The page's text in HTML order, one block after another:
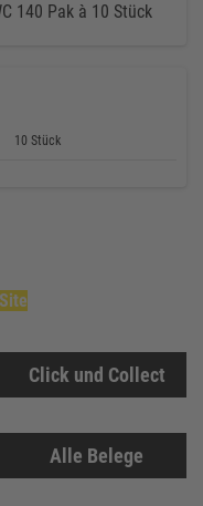
140 Pak à 10 Stück
10 Stück
Click und Collect
Alle Belege